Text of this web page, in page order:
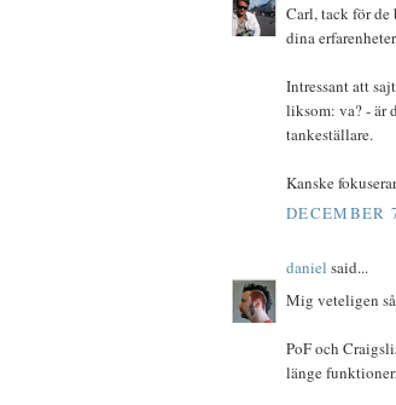
Carl, tack för
dina
Intressant att
liksom: va? - är
tankeställare.
Kanske
DECEMBER
daniel said...
Mig veteligen
PoF och
länge